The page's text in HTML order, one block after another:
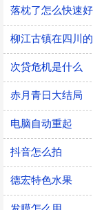
落枕了怎么快速
柳江古镇在四川
次贷危机是什么
赤月青日大结局
电脑自动重起
抖音怎么拍
德宏特色水果